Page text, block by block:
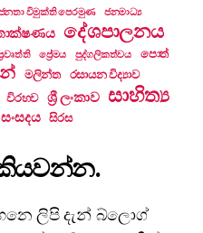
විමුක්ති පෙරමුණ ජනමාධ්‍ය
දේශපාලනය
ප්‍රේමය පුද්ගලිකත්වය පොත්
මලින්ත
රසායන විද්‍යාව
විරහව ශ්‍රී ලංකාව සාහිත්‍ය
සිරස
කියවන්න.
ලිපි දැන් බ්ලොග්